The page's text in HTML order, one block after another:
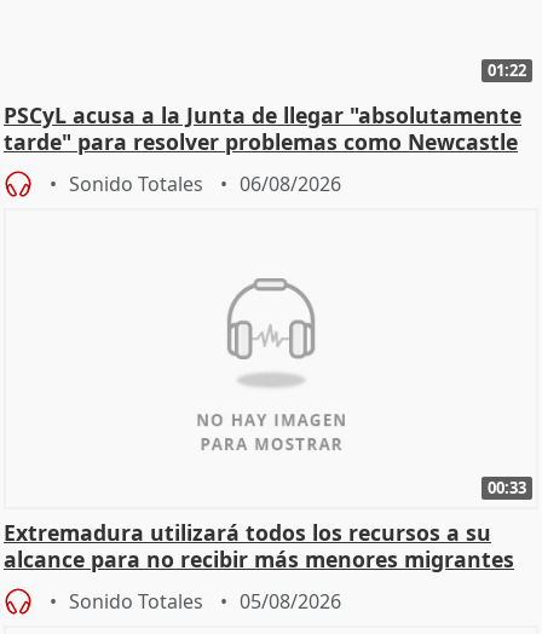
01:22
PSCyL acusa a la Junta de llegar "absolutamente
tarde" para resolver problemas como Newcastle
Sonido Totales 06/08/2026
00:33
Extremadura utilizará todos los recursos a su
alcance para no recibir más menores migrantes
Sonido Totales 05/08/2026